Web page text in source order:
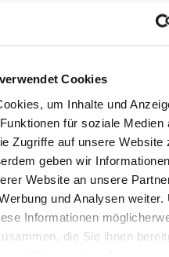
Cookies
um Inhalte und
für soziale Medien
Zugriffe auf unsere Website
geben wir
Website an unsere
und Analysen weiter.
Informationen
die Sie ihnen
Order brochures
Plan your journey
Opening hours